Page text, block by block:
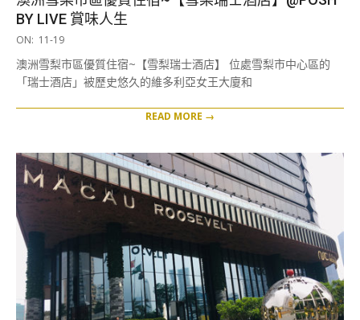
BY LIVE 賞味人生
2019-
19
ON: 11-19
澳洲雪梨市區優質住宿~【雪梨瑞士酒店】 位處雪梨市中心區的
「瑞士酒店」被歷史悠久的維多利亞女王大廈和
READ MORE →